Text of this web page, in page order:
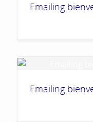
Emailing
Emailing